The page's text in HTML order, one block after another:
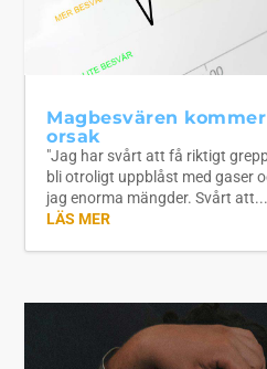
Magbesvären
orsak
"Jag har svårt att få riktigt
bli otroligt uppblåst med gaser
jag enorma mängder. Svårt att...
LÄS MER